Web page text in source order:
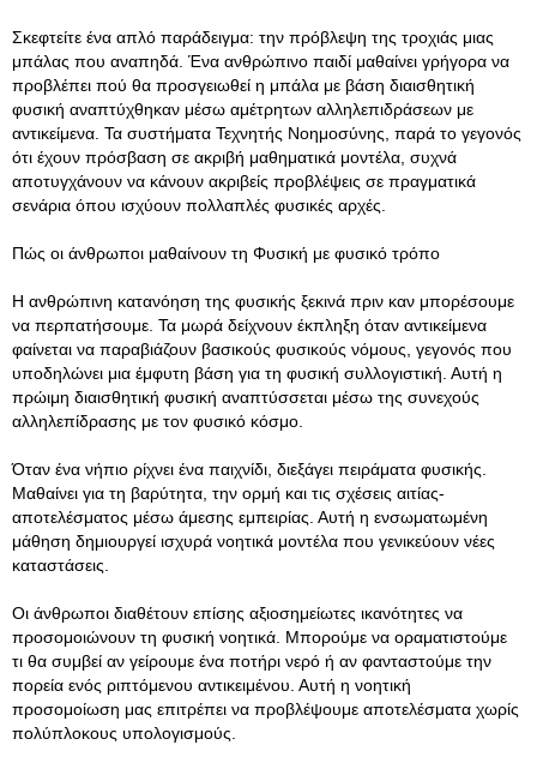
Σκεφτείτε ένα απλό παράδειγμα: την πρόβλεψη της τροχιάς μιας
μπάλας που αναπηδά. Ένα ανθρώπινο παιδί μαθαίνει γρήγορα να
προβλέπει πού θα προσγειωθεί η μπάλα με βάση διαισθητική
φυσική αναπτύχθηκαν μέσω αμέτρητων αλληλεπιδράσεων με
αντικείμενα. Τα συστήματα Τεχνητής Νοημοσύνης, παρά το γεγονός
ότι έχουν πρόσβαση σε ακριβή μαθηματικά μοντέλα, συχνά
αποτυγχάνουν να κάνουν ακριβείς προβλέψεις σε πραγματικά
σενάρια όπου ισχύουν πολλαπλές φυσικές αρχές.
Πώς οι άνθρωποι μαθαίνουν τη Φυσική με φυσικό τρόπο
Η ανθρώπινη κατανόηση της φυσικής ξεκινά πριν καν μπορέσουμε
να περπατήσουμε. Τα μωρά δείχνουν έκπληξη όταν αντικείμενα
φαίνεται να παραβιάζουν βασικούς φυσικούς νόμους, γεγονός που
υποδηλώνει μια έμφυτη βάση για τη φυσική συλλογιστική. Αυτή η
πρώιμη διαισθητική φυσική αναπτύσσεται μέσω της συνεχούς
αλληλεπίδρασης με τον φυσικό κόσμο.
Όταν ένα νήπιο ρίχνει ένα παιχνίδι, διεξάγει πειράματα φυσικής.
Μαθαίνει για τη βαρύτητα, την ορμή και τις σχέσεις αιτίας-
αποτελέσματος μέσω άμεσης εμπειρίας. Αυτή η ενσωματωμένη
μάθηση δημιουργεί ισχυρά νοητικά μοντέλα που γενικεύουν νέες
καταστάσεις.
Οι άνθρωποι διαθέτουν επίσης αξιοσημείωτες ικανότητες να
προσομοιώνουν τη φυσική νοητικά. Μπορούμε να οραματιστούμε
τι θα συμβεί αν γείρουμε ένα ποτήρι νερό ή αν φανταστούμε την
πορεία ενός ριπτόμενου αντικειμένου. Αυτή η νοητική
προσομοίωση μας επιτρέπει να προβλέψουμε αποτελέσματα χωρίς
πολύπλοκους υπολογισμούς.